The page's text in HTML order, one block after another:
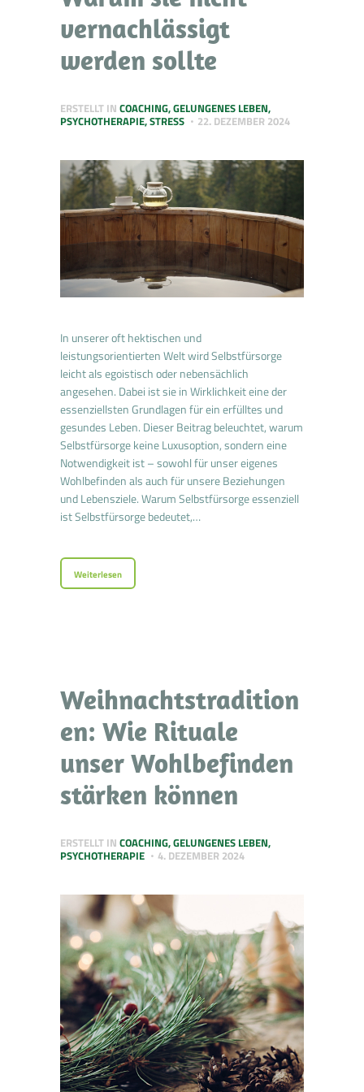
vernachlässigt
werden sollte
ERSTELLT IN COACHING,GELUNGENES LEBEN,
PSYCHOTHERAPIE,STRESS 22. DEZEMBER 2024
In unserer oft hektischen und
leistungsorientierten Welt wird Selbstfürsorge
leicht als egoistisch oder nebensächlich
angesehen. Dabei ist sie in Wirklichkeit eine der
essenziellsten Grundlagen für ein erfülltes und
gesundes Leben. Dieser Beitrag beleuchtet, warum
Selbstfürsorge keine Luxusoption, sondern eine
Notwendigkeit ist – sowohl für unser eigenes
Wohlbefinden als auch für unsere Beziehungen
und Lebensziele. Warum Selbstfürsorge essenziell
ist Selbstfürsorge bedeutet,…
Weiterlesen
Weihnachtstradition
en: Wie Rituale
unser Wohlbefinden
stärken können
ERSTELLT IN COACHING,GELUNGENES LEBEN,
PSYCHOTHERAPIE
4. DEZEMBER 2024